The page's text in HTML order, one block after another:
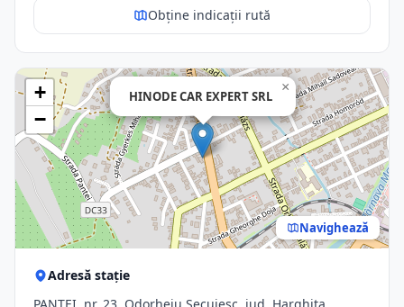
Obține indicații rută
HINODE CAR EXPERT SRL
×
+
−
Navighează
Adresă stație